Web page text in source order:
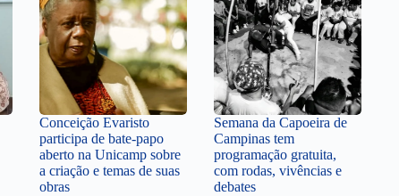
Conceição Evaristo
participa de bate-papo
aberto na Unicamp sobre
a criação e temas de suas
obras
Semana da Capoeira de
Campinas tem
programação gratuita,
com rodas, vivências e
debates